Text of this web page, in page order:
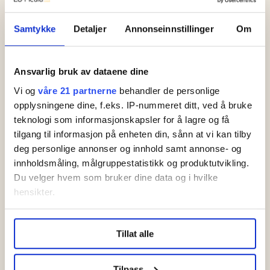
Samtykke Detaljer Annonseinnstillinger Om
Ansvarlig bruk av dataene dine
Vi og våre 21 partnerne behandler de personlige
opplysningene dine, f.eks. IP-nummeret ditt, ved å bruke
teknologi som informasjonskapsler for å lagre og få
tilgang til informasjon på enheten din, sånn at vi kan tilby
deg personlige annonser og innhold samt annonse- og
innholdsmåling, målgruppestatistikk og produktutvikling.
Du velger hvem som bruker dine data og i hvilke
hensikter.
Undermer infokan du lese om hvordan dine personlige
data behandles og hvordan du kan velge hvordan de skal
brukes. Du kan hele tiden endre eller trekke tilbake ditt
samtykke fra erklæringen om informasjonskapsler.
Tillat alle
Fellesforbundet og Handel
og Kontor:
Ett ord i tariffavtalen
kan koste de ansatte
100.000 kroner i året
Lønnsoppgjøret 2020
Lønnsoppgjøret:
Renholdere får ny
lønn
Ansatte organiserte
seg i Fellesforbundet
Anklagene hagler